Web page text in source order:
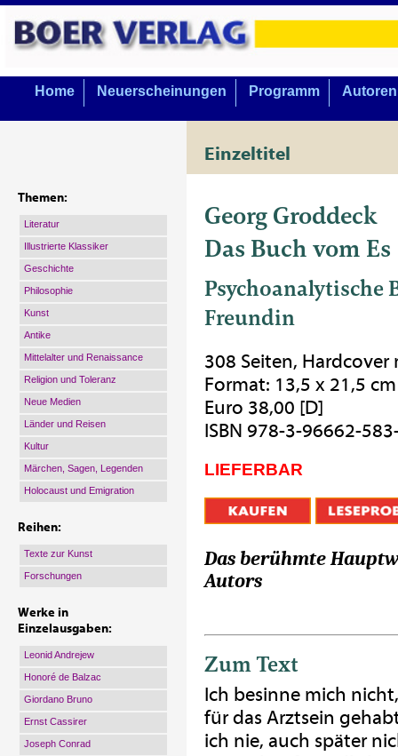
Home Neuerscheinungen Programm Autoren
Einzeltitel
Themen:
Literatur
Illustrierte Klassiker
Geschichte
Philosophie
Kunst
Antike
Mittelalter und Renaissance
Religion und Toleranz
Neue Medien
Länder und Reisen
Kultur
Märchen, Sagen, Legenden
Holocaust und Emigration
Reihen:
Texte zur Kunst
Forschungen
Werke in
Einzelausgaben:
Leonid Andrejew
Honoré de Balzac
Giordano Bruno
Ernst Cassirer
Joseph Conrad
Georg Groddeck
Das Buch vom Es
Psychoanalytische
Freundin
308 Seiten,
Format: 13,5 x 21,5 cm
Euro 38,00 [D]
ISBN 978-3-96662-
LIEFERBAR
Das berühmte
Autors
Zum Text
Ich besinne mich
für das Arztsein
ich nie, auch später